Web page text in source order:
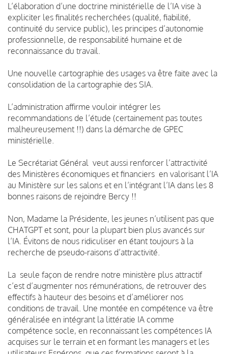
L’élaboration d’une doctrine ministérielle de l’IA vise à
expliciter les finalités recherchées (qualité, fiabilité,
continuité du service public), les principes d’autonomie
professionnelle, de responsabilité humaine et de
reconnaissance du travail.
Une nouvelle cartographie des usages va être faite avec la
consolidation de la cartographie des SIA.
L’administration affirme vouloir intégrer les
recommandations de l’étude (certainement pas toutes
malheureusement !!) dans la démarche de GPEC
ministérielle.
Le Secrétariat Général veut aussi renforcer l’attractivité
des Ministères économiques et financiers en valorisant l’IA
au Ministère sur les salons et en l’intégrant l’IA dans les 8
bonnes raisons de rejoindre Bercy !!
Non, Madame la Présidente, les jeunes n’utilisent pas que
CHATGPT et sont, pour la plupart bien plus avancés sur
l’IA. Évitons de nous ridiculiser en étant toujours à la
recherche de pseudo-raisons d’attractivité.
La seule façon de rendre notre ministère plus attractif
c’est d’augmenter nos rémunérations, de retrouver des
effectifs à hauteur des besoins et d’améliorer nos
conditions de travail. Une montée en compétence va être
généralisée en intégrant la littératie IA comme
compétence socle, en reconnaissant les compétences IA
acquises sur le terrain et en formant les managers et les